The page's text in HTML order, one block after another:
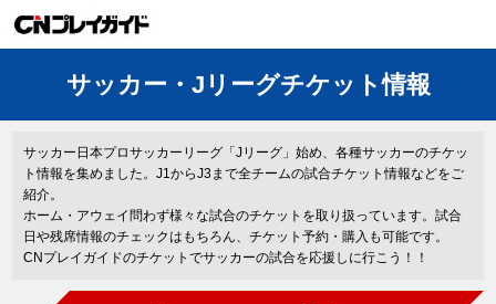
サッカー・Jリーグチケット情報
サッカー日本プロサッカーリーグ「Jリーグ」始め、各種サッカーのチケッ
ト情報を集めました。J1からJ3まで全チームの試合チケット情報などをご
紹介。
ホーム・アウェイ問わず様々な試合のチケットを取り扱っています。試合
日や残席情報のチェックはもちろん、チケット予約・購入も可能です。
CNプレイガイドのチケットでサッカーの試合を応援しに行こう！！